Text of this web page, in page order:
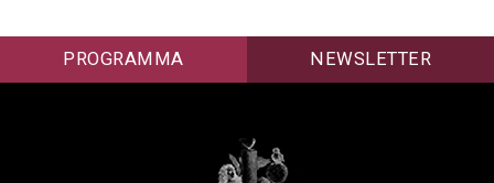
successo!
PROGRAMMA NEWSLETTER